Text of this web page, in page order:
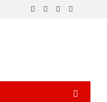
Facebook
X
InstagramWhatsApp